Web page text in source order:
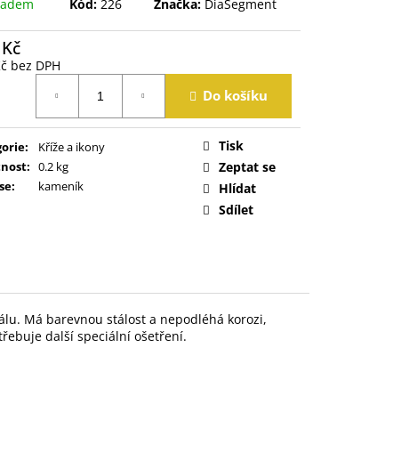
Kód: 226 Značka: DiaSegment
bez DPH
Do košíku
:
Kříže a ikony
: 0.2 kg
: kameník
Tisk
Zeptat se
Hlídat
Sdílet
. Má barevnou stálost a nepodléhá korozi,
další speciální ošetření.